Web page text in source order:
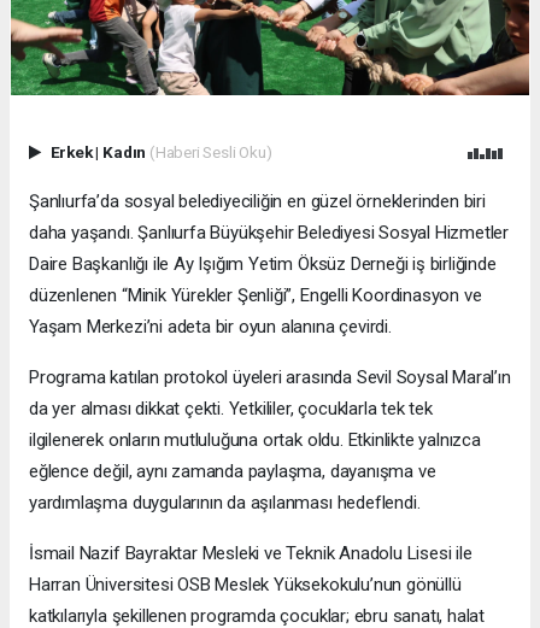
Erkek| Kadın (Haberi Sesli Oku)
Şanlıurfa’da sosyal belediyeciliğin en güzel örneklerinden biri
daha yaşandı. Şanlıurfa Büyükşehir Belediyesi Sosyal Hizmetler
Daire Başkanlığı ile Ay Işığım Yetim Öksüz Derneği iş birliğinde
düzenlenen “Minik Yürekler Şenliği”, Engelli Koordinasyon ve
Yaşam Merkezi’ni adeta bir oyun alanına çevirdi.
Programa katılan protokol üyeleri arasında Sevil Soysal Maral’ın
da yer alması dikkat çekti. Yetkililer, çocuklarla tek tek
ilgilenerek onların mutluluğuna ortak oldu. Etkinlikte yalnızca
eğlence değil, aynı zamanda paylaşma, dayanışma ve
yardımlaşma duygularının da aşılanması hedeflendi.
İsmail Nazif Bayraktar Mesleki ve Teknik Anadolu Lisesi ile
Harran Üniversitesi OSB Meslek Yüksekokulu’nun gönüllü
katkılarıyla şekillenen programda çocuklar; ebru sanatı, halat